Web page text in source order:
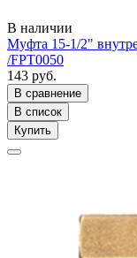
В наличии
Муфта 15-1/2"
/FPT0050
143 руб.
В сравнение
В список
Купить